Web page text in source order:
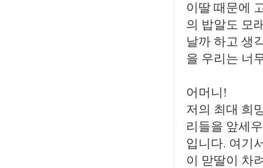
이딸 때문에
의 밥알도 모
날까 하고 생
을 우리는 너
어머니!
저의 최대 희
리들을 앞세
입니다. 여기
이 맏딸이 차